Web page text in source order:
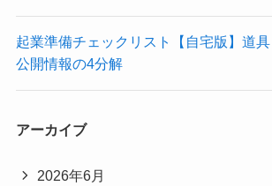
起業準備チェックリスト【自宅版】道具
公開情報の4分解
アーカイブ
2026年6月